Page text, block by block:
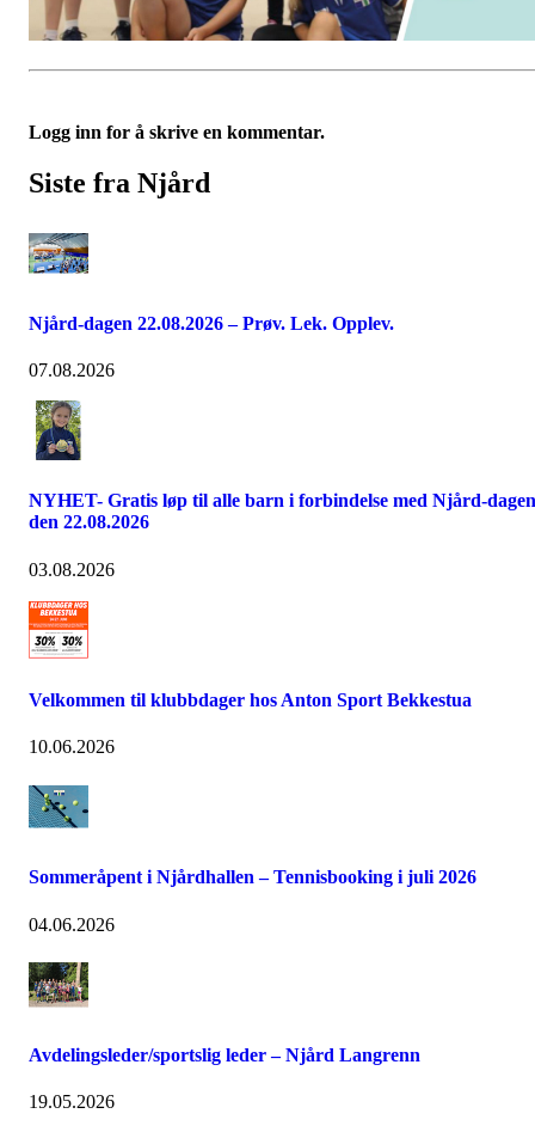
Logg inn for å skrive en kommentar.
Siste fra Njård
Njård-dagen 22.08.2026 – Prøv. Lek. Opplev.
07.08.2026
NYHET- Gratis løp til alle barn i forbindelse med Njård-dagen
den 22.08.2026
03.08.2026
Velkommen til klubbdager hos Anton Sport Bekkestua
10.06.2026
Sommeråpent i Njårdhallen – Tennisbooking i juli 2026
04.06.2026
Avdelingsleder/sportslig leder – Njård Langrenn
19.05.2026